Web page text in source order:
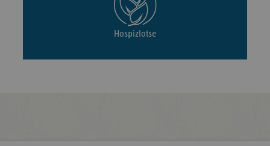
Hospizlotse